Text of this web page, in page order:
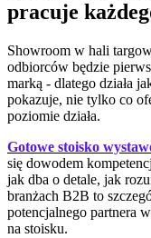
pracuje
Showroom w hali
odbiorców będzie
marką - dlatego działa
pokazuje, nie tylko co
poziomie działa.
Gotowe stoisko
się dowodem
jak dba o detale, jak
branżach B2B to
potencjalnego partnera
na stoisku.